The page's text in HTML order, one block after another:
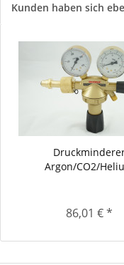
Kunden haben sich
Argon/CO2/
86,01 € *